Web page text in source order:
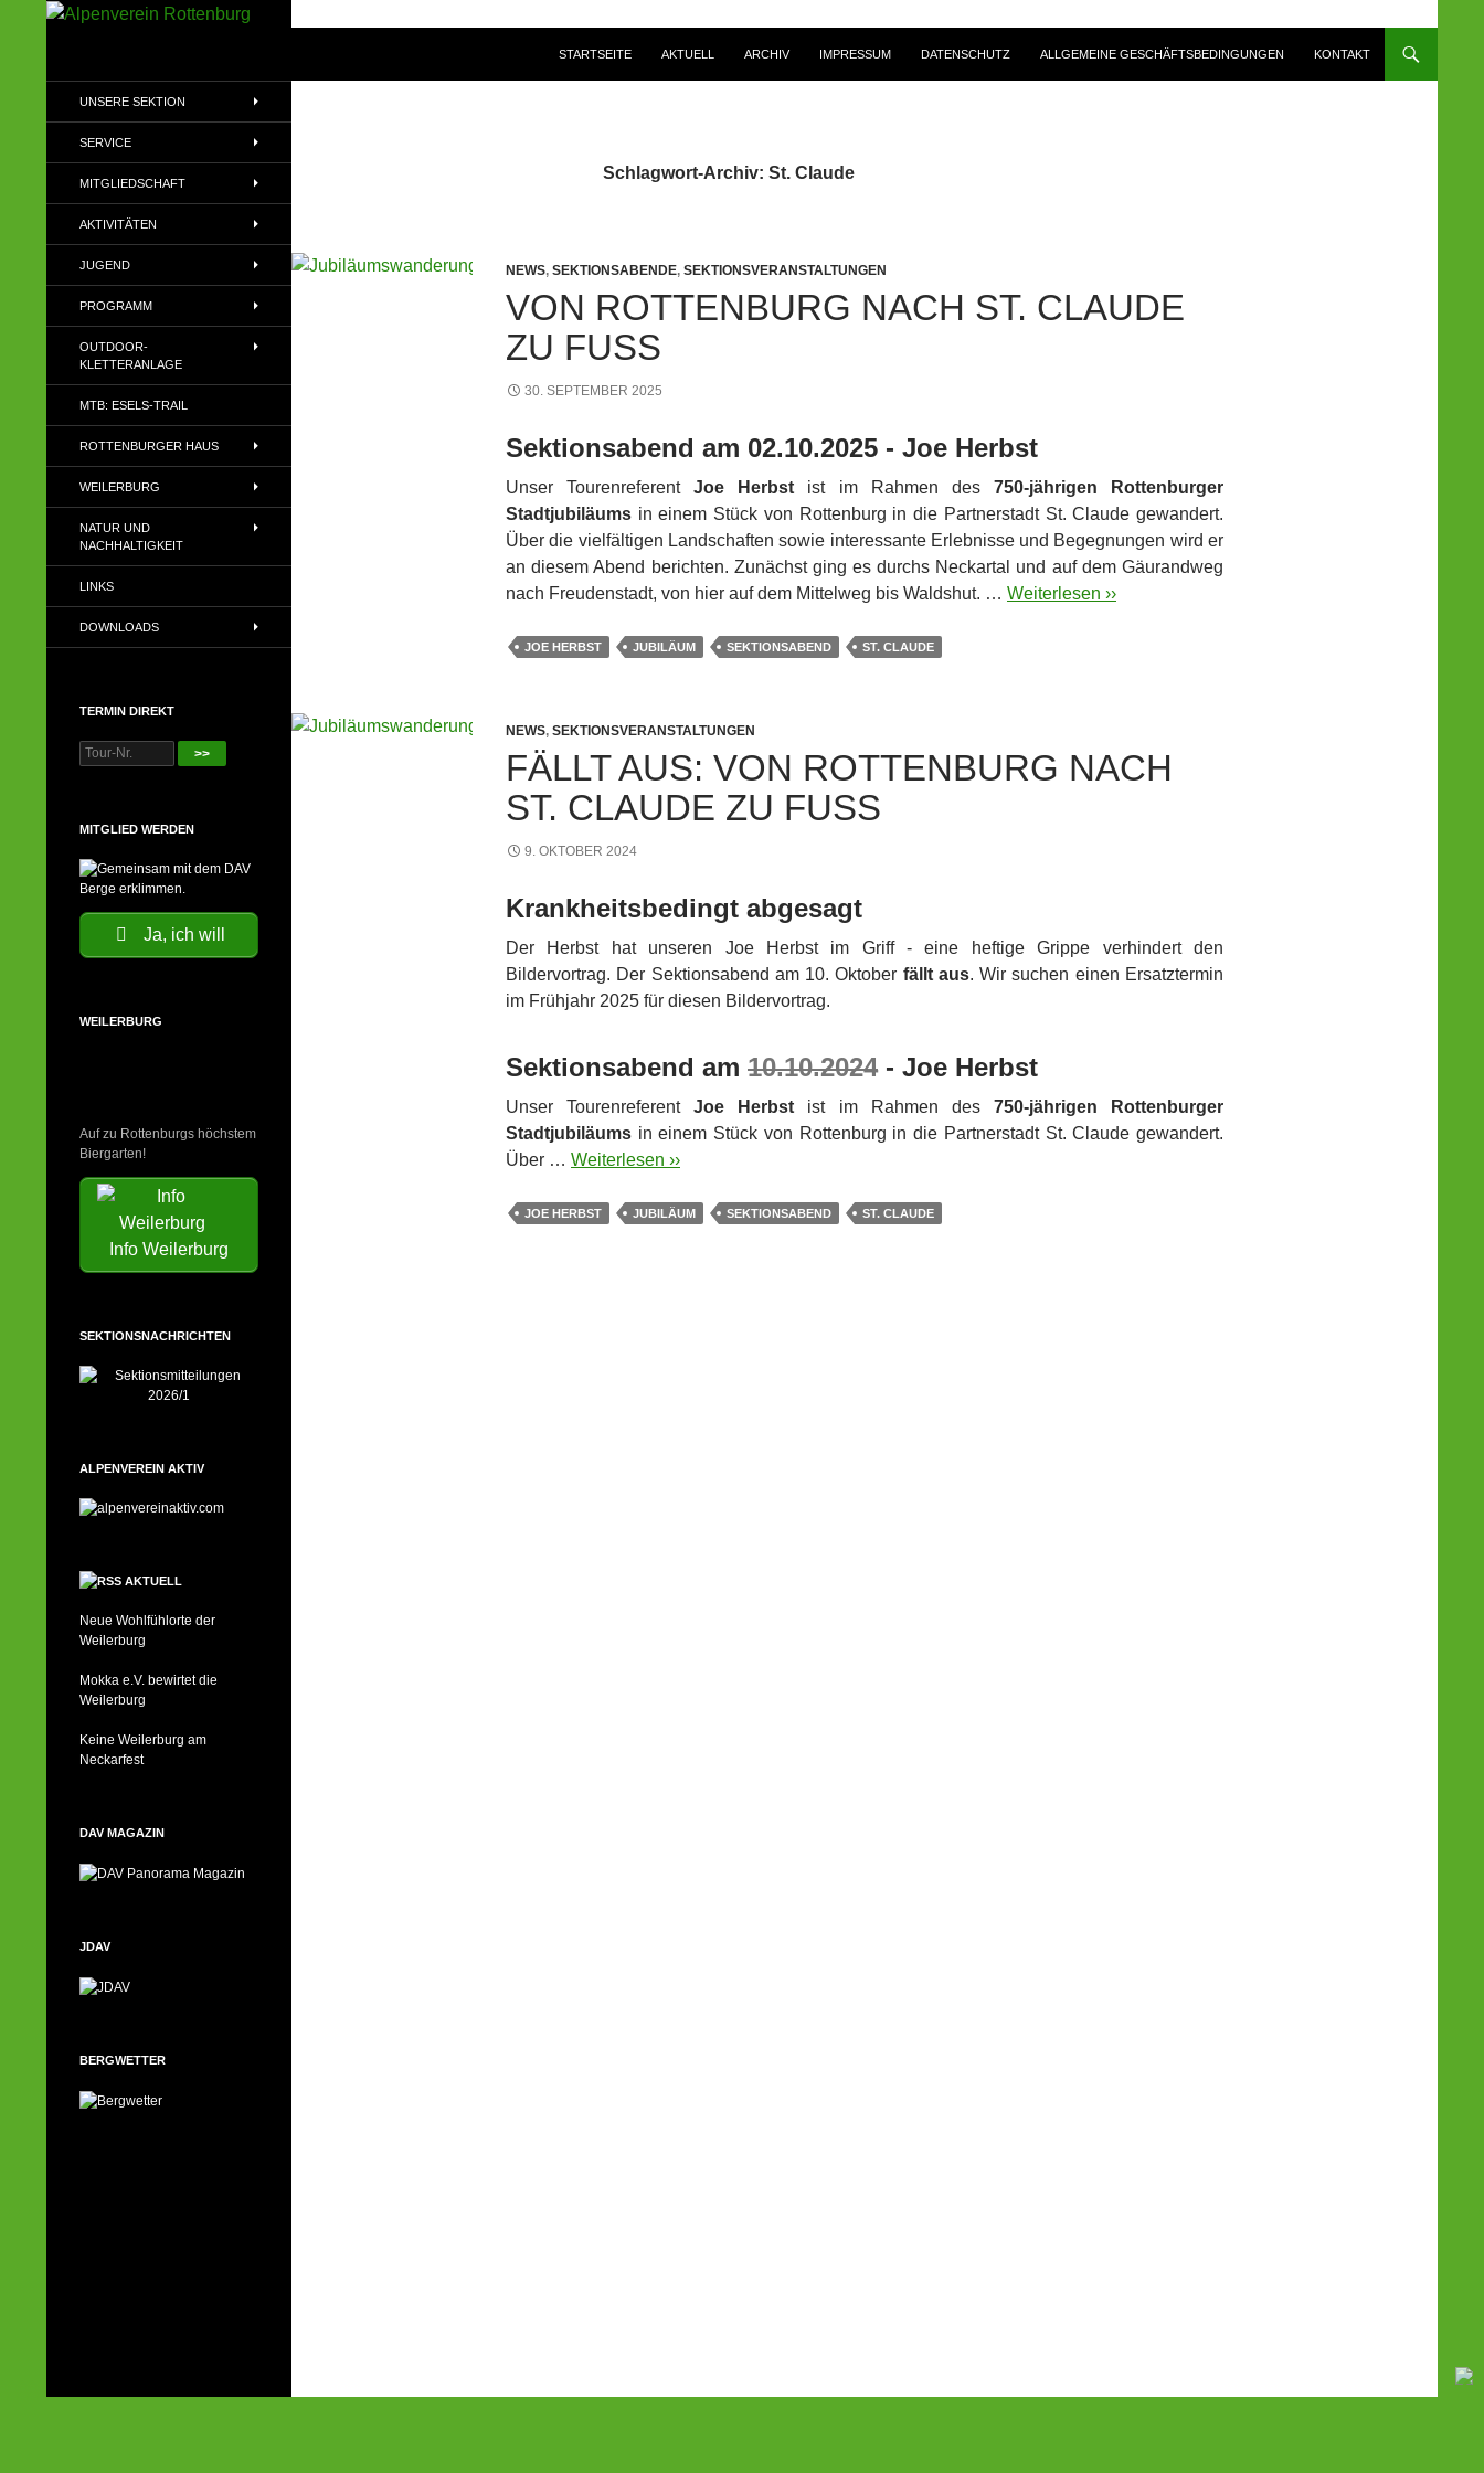
STARTSEITE AKTUELL ARCHIV IMPRESSUM DATENSCHUTZ ALLGEMEINE GESCHÄFTSBEDINGUNGEN KONTAKT
Schlagwort-Archiv: St. Claude
NEWS, SEKTIONSABENDE, SEKTIONSVERANSTALTUNGEN
VON ROTTENBURG NACH ST. CLAUDE
ZU FUSS
30. SEPTEMBER 2025
Sektionsabend am 02.10.2025 - Joe Herbst
Unser TourenreferentJoe Herbst ist im Rahmen des 750-jährigen Rottenburger
Stadtjubiläums in einem Stück von Rottenburg in die Partnerstadt St. Claude gewandert.
Über die vielfältigen Landschaften sowie interessante Erlebnisse und Begegnungen wird er
an diesem Abend berichten. Zunächst ging es durchs Neckartal und auf dem Gäurandweg
nach Freudenstadt, von hier auf dem Mittelweg bis Waldshut. … Weiterlesen ››
JOE HERBST JUBILÄUM SEKTIONSABEND ST. CLAUDE
NEWS, SEKTIONSVERANSTALTUNGEN
FÄLLT AUS: VON ROTTENBURG NACH
ST. CLAUDE ZU FUSS
9. OKTOBER 2024
Krankheitsbedingt abgesagt
Der Herbst hat unseren Joe Herbst im Griff - eine heftige Grippe verhindert den
Bildervortrag. Der Sektionsabend am 10. Oktober fällt aus. Wir suchen einen Ersatztermin
im Frühjahr 2025 für diesen Bildervortrag.
Sektionsabend am 10.10.2024- Joe Herbst
Unser TourenreferentJoe Herbst ist im Rahmen des 750-jährigen Rottenburger
Stadtjubiläums in einem Stück von Rottenburg in die Partnerstadt St. Claude gewandert.
Über … Weiterlesen ››
JOE HERBST JUBILÄUM SEKTIONSABEND ST. CLAUDE
Alpenvereins (DAV) e.V
UNSERE SEKTION
SERVICE
MITGLIEDSCHAFT
AKTIVITÄTEN
JUGEND
PROGRAMM
OUTDOOR-
KLETTERANLAGE
MTB: ESELS-TRAIL
ROTTENBURGER HAUS
WEILERBURG
NATUR UND
NACHHALTIGKEIT
LINKS
DOWNLOADS
TERMIN DIREKT
>>
MITGLIED WERDEN
Ja, ich will
WEILERBURG
Auf zu Rottenburgs höchstem
Biergarten!
Info Weilerburg
SEKTIONSNACHRICHTEN
ALPENVEREIN AKTIV
AKTUELL
Neue Wohlfühlorte der
Weilerburg
Mokka e.V. bewirtet die
Weilerburg
Keine Weilerburg am
Neckarfest
DAV MAGAZIN
JDAV
BERGWETTER